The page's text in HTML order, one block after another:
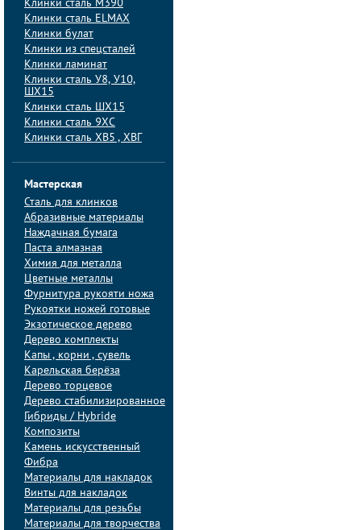
Клинки сталь M390
Клинки сталь ELMAX
Клинки булат
Клинки из спецсталей
Клинки ламинат
Клинки сталь У8, У10,
ШХ15
Клинки сталь ШХ15
Клинки сталь 9ХС
Клинки сталь ХВ5 , ХВГ
Мастерская
Сталь для клинков
Абразивные материалы
Наждачная бумага
Паста алмазная
Химия для металла
Цветные металлы
Фурнитура рукояти ножа
Рукоятки ножей готовые
Экзотическое дерево
Дерево комплекты
Капы , корни , сувель
Карельская берёза
Дерево торцевое
Дерево стабилизированное
Гибриды / Hybride
Композиты
Камень искусственный
Фибра
Материалы для накладок
Винты для накладок
Материалы для резьбы
Материалы для творчества